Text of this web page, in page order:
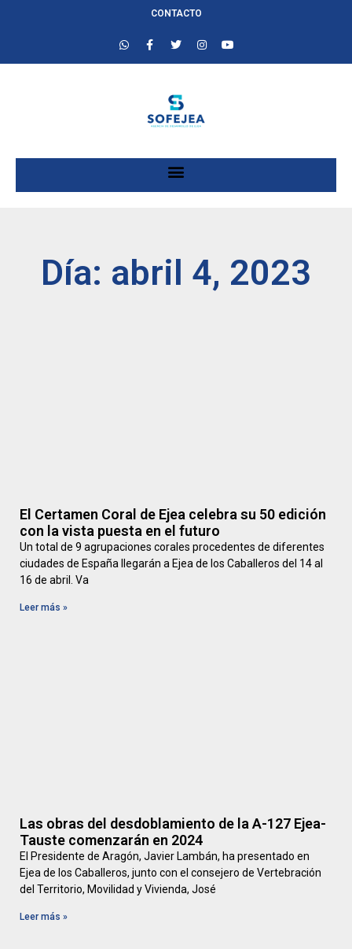
CONTACTO
Día: abril 4, 2023
El Certamen Coral de Ejea celebra su 50 edición
con la vista puesta en el futuro
Un total de 9 agrupaciones corales procedentes de diferentes
ciudades de España llegarán a Ejea de los Caballeros del 14 al
16 de abril. Va
Leer más »
Las obras del desdoblamiento de la A-127 Ejea-
Tauste comenzarán en 2024
El Presidente de Aragón, Javier Lambán, ha presentado en
Ejea de los Caballeros, junto con el consejero de Vertebración
del Territorio, Movilidad y Vivienda, José
Leer más »